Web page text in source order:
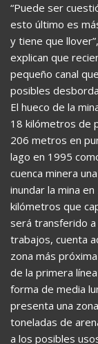
“Puede ser
esto último es
y tiene que
explican que
pequeño canal
posibles
El hueco de la
18 kilómetros de
206 metros en
lago en 1995
cuenca minera
inundar la mina
kilómetros que
será transferido a
trabajos, cuenta
zona más
de la primera
forma de media
presenta una
toneladas de
a los posibles